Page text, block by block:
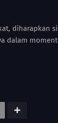
diharapkan
dalam